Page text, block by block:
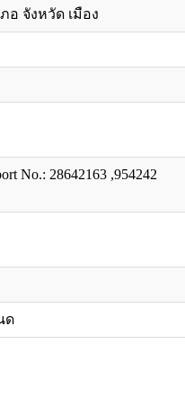
อ จังหวัด เมือง
No.: 28642163 ,954242
ด